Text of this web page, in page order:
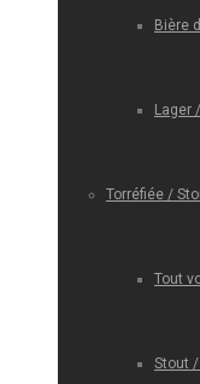
Bière
Lager
Torréfiée /
Tout
Stout